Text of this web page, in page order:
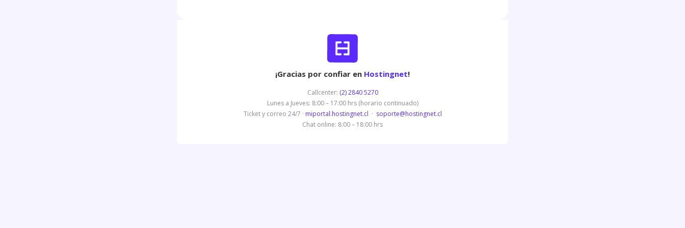
¡Gracias por confiar en Hostingnet!
Callcenter: (2) 2840 5270
Lunes a Jueves: 8:00 – 17:00 hrs (horario continuado)
Ticket y correo 24/7 · miportal.hostingnet.cl · soporte@hostingnet.cl
Chat online: 8:00 – 18:00 hrs